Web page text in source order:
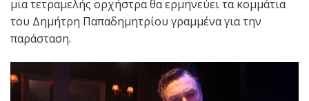
μια τετραμελής ορχήστρα θα ερμηνεύει τα κομμάτια
του Δημήτρη Παπαδημητρίου γραμμένα για την
παράσταση.